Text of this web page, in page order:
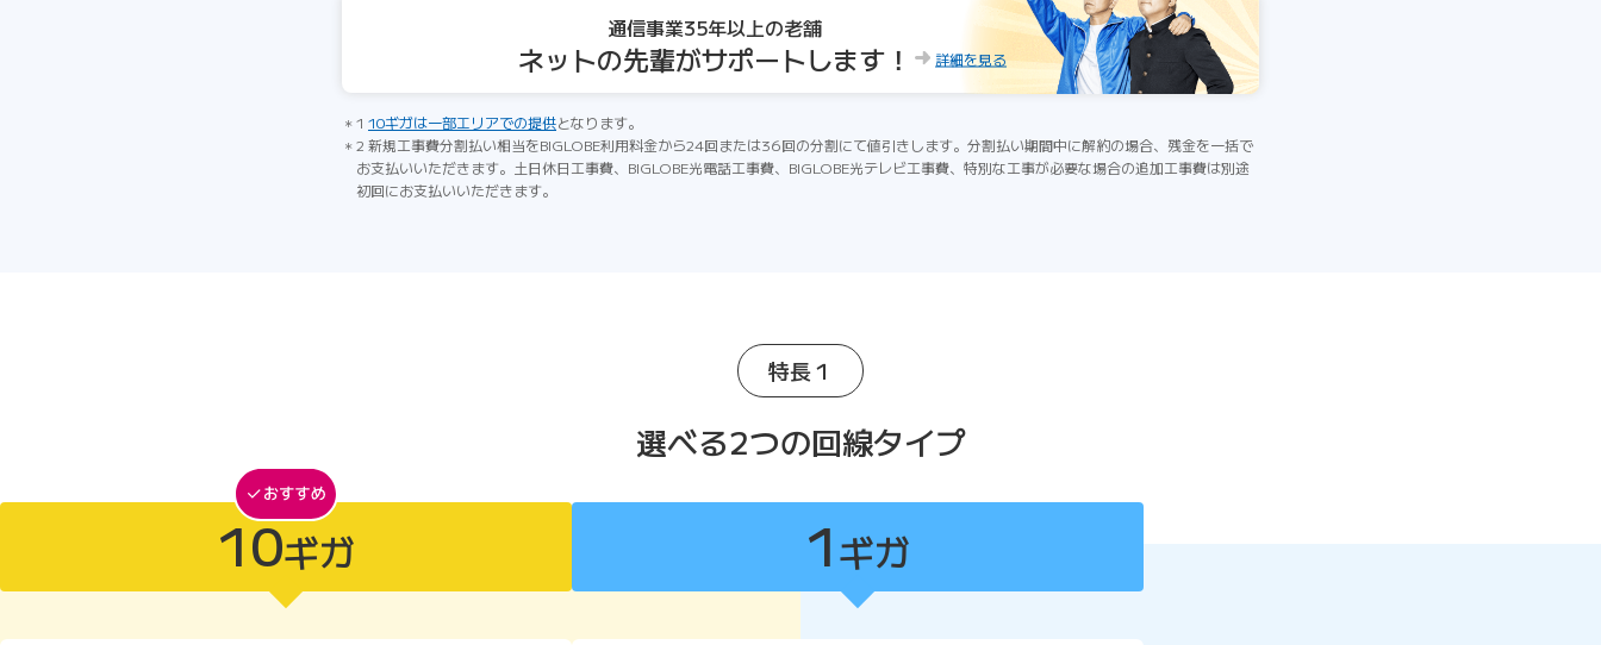
通信事業35年以上の老舗
ネットの先輩がサポートします！ 詳細を見る
1 10ギガは一部エリアでの提供となります。
2 新規工事費分割払い相当をBIGLOBE利用料金から24回または36回の分割にて値引きします。分割払い期間中に解約の場合、残金を一括で
お支払いいただきます。土日休日工事費、BIGLOBE光電話工事費、BIGLOBE光テレビ工事費、特別な工事が必要な場合の追加工事費は別途
初回にお支払いいただきます。
特長１
選べる2つの回線タイプ
10ギガ 1ギガ